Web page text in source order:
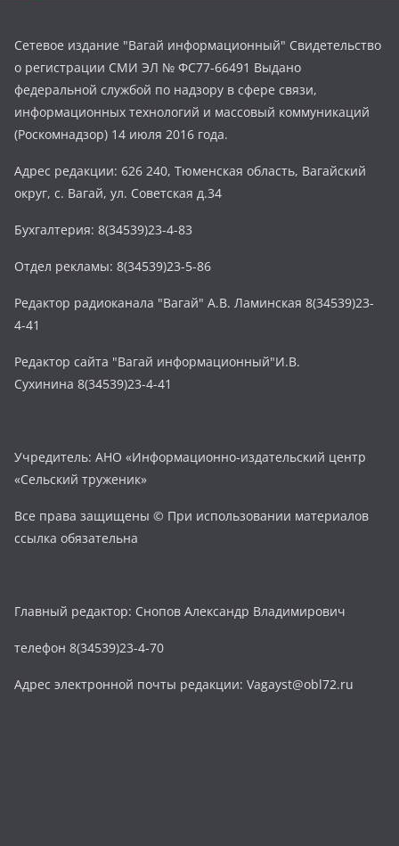
Сетевое издание "Вагай информационный" Свидетельство
о регистрации СМИ ЭЛ № ФС77-66491 Выдано
федеральной службой по надзору в сфере связи,
информационных технологий и массовый коммуникаций
(Роскомнадзор) 14 июля 2016 года.
Адрес редакции: 626 240, Тюменская область, Вагайский
округ, с. Вагай, ул. Советская д.34
Бухгалтерия: 8(34539)23-4-83
Отдел рекламы: 8(34539)23-5-86
Редактор радиоканала "Вагай" А.В. Ламинская 8(34539)23-
4-41
Редактор сайта "Вагай информационный"И.В.
Сухинина 8(34539)23-4-41
Учредитель: АНО «Информационно-издательский центр
«Сельский труженик»
Все права защищены © При использовании материалов
ссылка обязательна
Главный редактор: Снопов Александр Владимирович
телефон 8(34539)23-4-70
Адрес электронной почты редакции: Vagayst@obl72.ru